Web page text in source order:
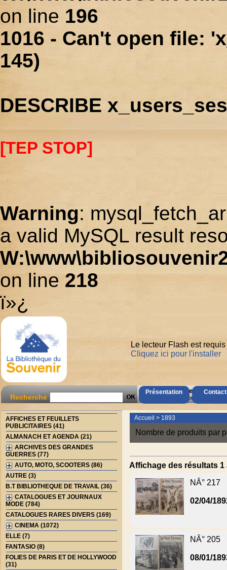
on line 196
1016 - Can't open file:
145)
DESCRIBE
[TEP STOP]
Warning:
a valid MySQL result
on line 218
ï»¿
Présentation
Le lecteur Flash est
Cliquez ici pour l'installer
Recherche
AccÃ¨s Client
Mot de passe oubliÃ© ?
AFFICHES ET FEUILLETS
PUBLICITAIRES (41)
ALMANACH ET AGENDA (21)
ARCHIVES DES GRANDES
GUERRES (77)
AUTO, MOTO, SCOOTERS (86)
AUTRE (3)
B.T BIBLIOTHEQUE DE TRAVAIL (36)
CATALOGUES ET JOURNAUX
MODE (784)
CATALOGUES RARES DIVERS (169)
CINEMA (1072)
ELLE (7)
FANTASIO (8)
FOLIES DE PARIS ET DE HOLLYWOOD
(31)
Accueil > 1893
Nombre de produits par
Affichage des résultats 1
NÂ° 217
02/04/
NÂ° 205
08/01/